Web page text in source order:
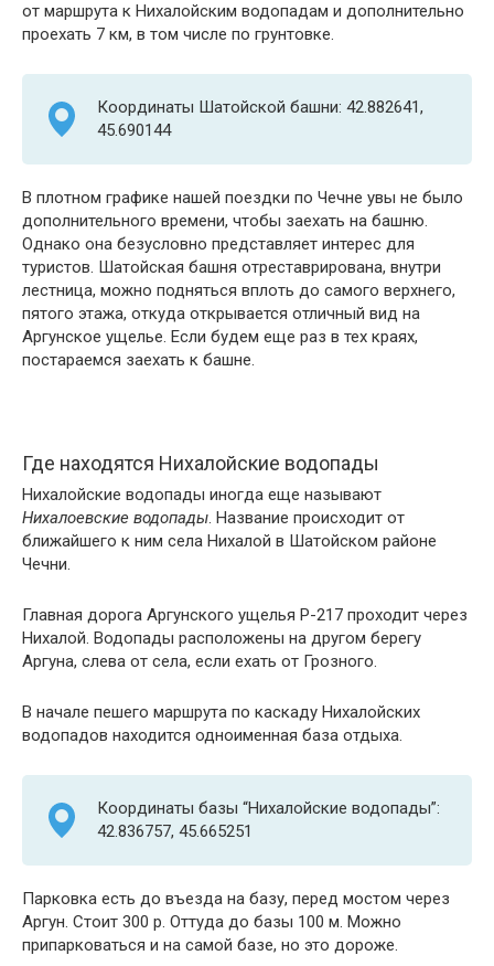
от маршрута к Нихалойским водопадам и дополнительно
проехать 7 км, в том числе по грунтовке.
Координаты Шатойской башни: 42.882641,
45.690144
В плотном графике нашей поездки по Чечне увы не было
дополнительного времени, чтобы заехать на башню.
Однако она безусловно представляет интерес для
туристов. Шатойская башня отреставрирована, внутри
лестница, можно подняться вплоть до самого верхнего,
пятого этажа, откуда открывается отличный вид на
Аргунское ущелье. Если будем еще раз в тех краях,
постараемся заехать к башне.
Где находятся Нихалойские водопады
Нихалойские водопады иногда еще называют
Нихалоевские водопады. Название происходит от
ближайшего к ним села Нихалой в Шатойском районе
Чечни.
Главная дорога Аргунского ущелья Р-217 проходит через
Нихалой. Водопады расположены на другом берегу
Аргуна, слева от села, если ехать от Грозного.
В начале пешего маршрута по каскаду Нихалойских
водопадов находится одноименная база отдыха.
Координаты базы “Нихалойские водопады”:
42.836757, 45.665251
Парковка есть до въезда на базу, перед мостом через
Аргун. Стоит 300 р. Оттуда до базы 100 м. Можно
припарковаться и на самой базе, но это дороже.